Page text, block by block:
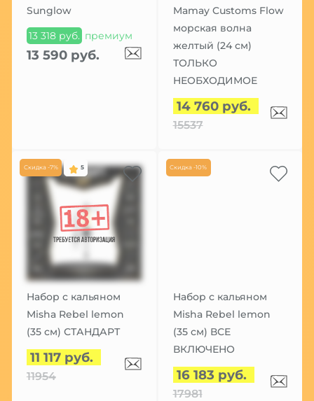
Sunglow
13 318 руб. премиум
13 590 руб.
Mamay Customs Flow
морская волна
желтый (24 см)
ТОЛЬКО
НЕОБХОДИМОЕ
14 760 руб.
15537
Скидка -7% 5
Набор с кальяном
Misha Rebel lemon
(35 см) СТАНДАРТ
11 117 руб.
11954
Скидка -10%
Набор с кальяном
Misha Rebel lemon
(35 см) ВСЕ
ВКЛЮЧЕНО
16 183 руб.
17981